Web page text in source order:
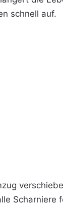
schnell auf.